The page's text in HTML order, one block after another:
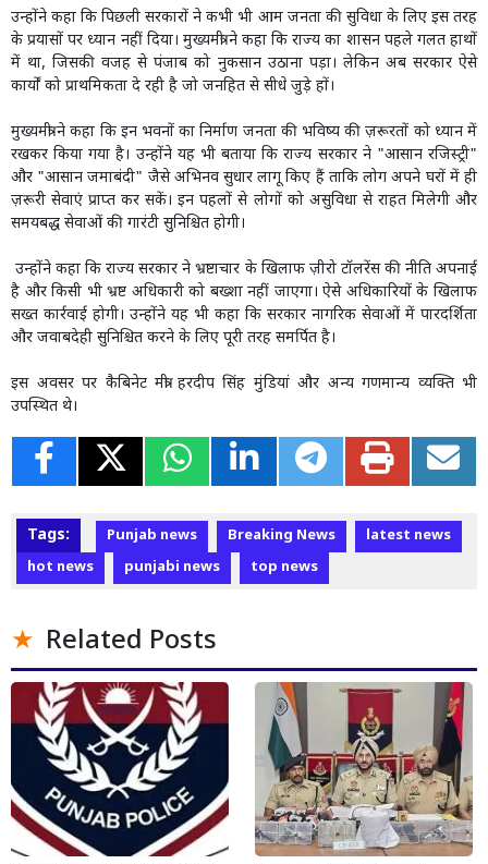
उन्होंने कहा कि पिछली सरकारों ने कभी भी आम जनता की सुविधा के लिए इस तरह
के प्रयासों पर ध्यान नहीं दिया। मुख्यमंत्री ने कहा कि राज्य का शासन पहले गलत हाथों
में था, जिसकी वजह से पंजाब को नुकसान उठाना पड़ा। लेकिन अब सरकार ऐसे
कार्यों को प्राथमिकता दे रही है जो जनहित से सीधे जुड़े हों।
मुख्यमंत्री ने कहा कि इन भवनों का निर्माण जनता की भविष्य की ज़रूरतों को ध्यान में
रखकर किया गया है। उन्होंने यह भी बताया कि राज्य सरकार ने "आसान रजिस्ट्री"
और "आसान जमाबंदी" जैसे अभिनव सुधार लागू किए हैं ताकि लोग अपने घरों में ही
ज़रूरी सेवाएं प्राप्त कर सकें। इन पहलों से लोगों को असुविधा से राहत मिलेगी और
समयबद्ध सेवाओं की गारंटी सुनिश्चित होगी।
उन्होंने कहा कि राज्य सरकार ने भ्रष्टाचार के खिलाफ ज़ीरो टॉलरेंस की नीति अपनाई
है और किसी भी भ्रष्ट अधिकारी को बख्शा नहीं जाएगा। ऐसे अधिकारियों के खिलाफ
सख्त कार्रवाई होगी। उन्होंने यह भी कहा कि सरकार नागरिक सेवाओं में पारदर्शिता
और जवाबदेही सुनिश्चित करने के लिए पूरी तरह समर्पित है।
इस अवसर पर कैबिनेट मंत्री हरदीप सिंह मुंडियां और अन्य गणमान्य व्यक्ति भी
उपस्थित थे।
Tags: Punjab news Breaking News
latest news
hot news
punjabi news top news
Related Posts